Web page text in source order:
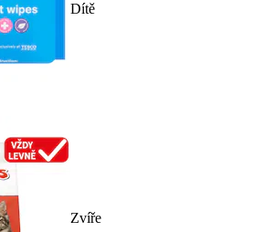
Dítě
Zvíře